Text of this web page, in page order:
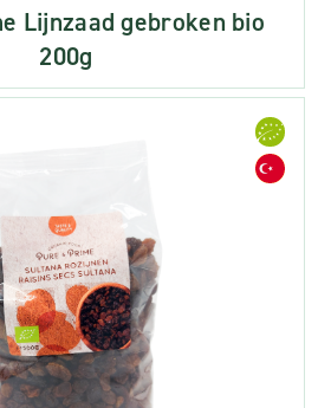
Lijnzaad gebroken bio
200g